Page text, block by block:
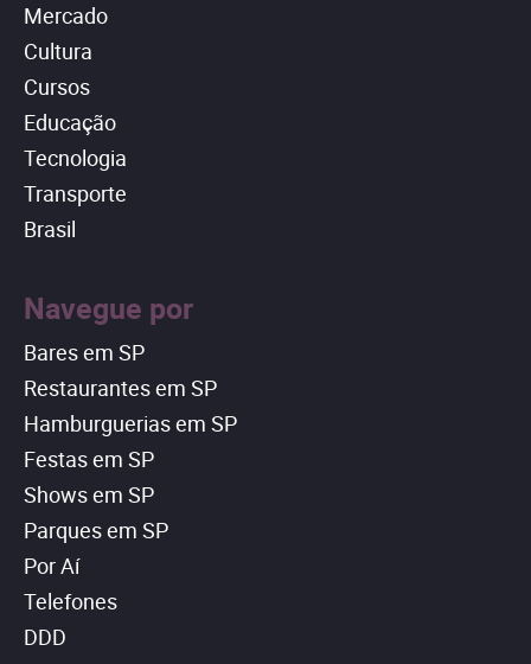
Mercado
Cultura
Cursos
Educação
Tecnologia
Transporte
Brasil
Navegue por
Bares em SP
Restaurantes em SP
Hamburguerias em SP
Festas em SP
Shows em SP
Parques em SP
Por Aí
Telefones
DDD